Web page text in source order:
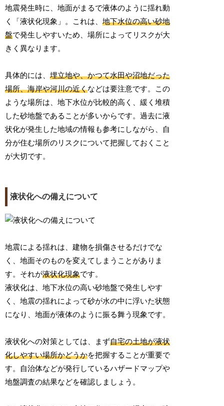
地震発生時に、地面がまるで液体のように揺れ動
く「液状化現象」。これは、地下水位の高い砂地
盤で発生しやすいため、場所によってリスクが大
きく異なります。
具体的には、埋立地や、かつて水田や沼地だった
場所、海岸や河川の近くなどは要注意です。この
ような場所は、地下水位が比較的高く、緩く堆積
した砂地盤であることが多いからです。過去に液
状化が発生した地域の情報も参考にしながら、自
分が住む場所のリスクについて把握しておくこと
が大切です。
液状化への備えについて
地震による揺れは、建物を損傷させるだけでな
く、地面そのものを変えてしまうことがありま
す。それが液状化現象です。
液状化は、地下水位の高い砂地盤で発生しやす
く、地震の揺れによって砂が水の中に浮いた状態
になり、地面が液体のように振る舞う現象です。
液状化への対策としては、まず自宅の土地が液状
化しやすい場所かどうかを把握することが重要で
す。自治体などが発行しているハザードマップや
地盤調査の結果などを確認しましょう。